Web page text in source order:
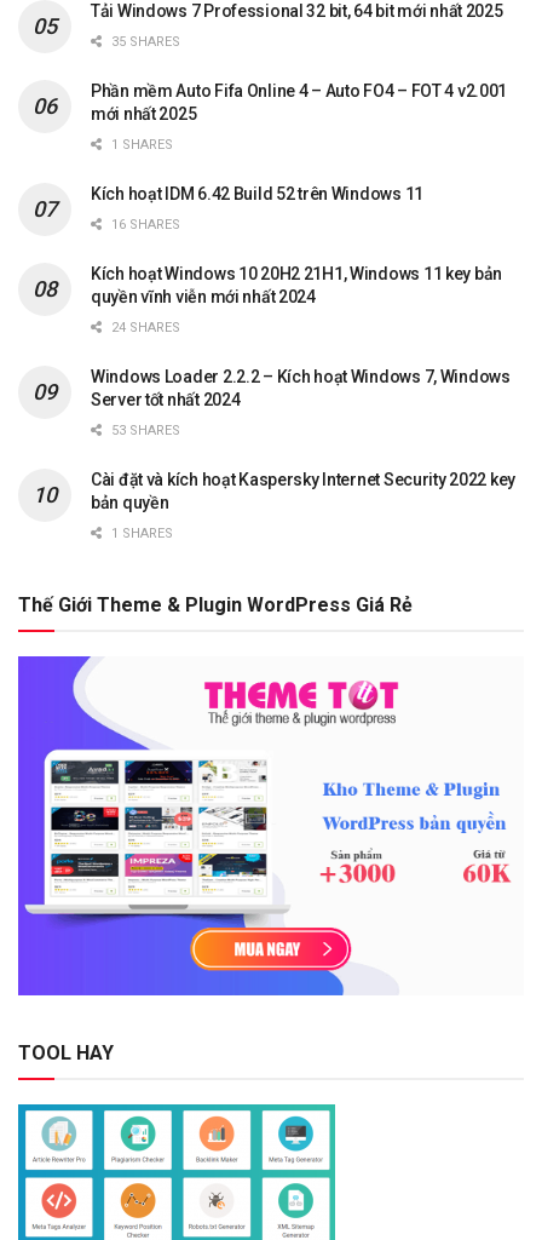
Tải Windows 7 Professional 32 bit, 64 bit mới nhất 2025
35 SHARES
Phần mềm Auto Fifa Online 4 – Auto FO4 – FOT 4 v2.001
mới nhất 2025
1 SHARES
Kích hoạt IDM 6.42 Build 52 trên Windows 11
16 SHARES
Kích hoạt Windows 10 20H2 21H1, Windows 11 key bản
quyền vĩnh viễn mới nhất 2024
24 SHARES
Windows Loader 2.2.2 – Kích hoạt Windows 7, Windows
Server tốt nhất 2024
53 SHARES
Cài đặt và kích hoạt Kaspersky Internet Security 2022 key
bản quyền
1 SHARES
Thế Giới Theme & Plugin WordPress Giá Rẻ
TOOL HAY